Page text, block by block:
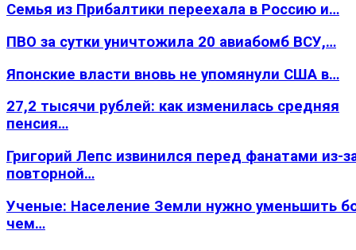
Семья из Прибалтики переехала в Россию и…
ПВО за сутки уничтожила 20 авиабомб ВСУ,…
Японские власти вновь не упомянули США в…
27,2 тысячи рублей: как изменилась средняя
пенсия…
Григорий Лепс извинился перед фанатами из-
повторной…
Ученые: Население Земли нужно уменьшить
чем…